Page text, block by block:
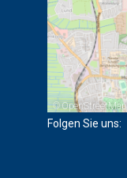
©OpenStreetMap
Folgen Sie uns: